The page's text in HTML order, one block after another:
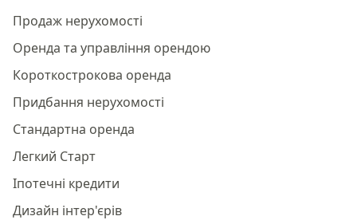
Продаж нерухомості
Оренда та управління орендою
Короткострокова оренда
Придбання нерухомості
Стандартна оренда
Легкий Старт
Іпотечні кредити
Дизайн інтер'єрів